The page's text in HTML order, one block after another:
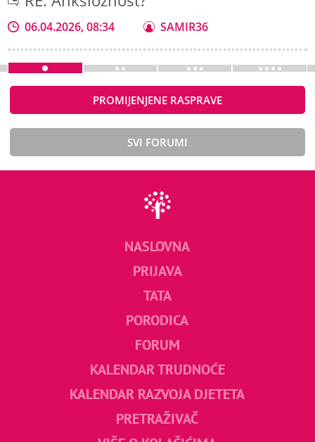
06.04.2026, 08:34 SAMIR36
PROMIJENJENE RASPRAVE
SVI FORUMI
NASLOVNA
PRIJAVA
TATA
PORODICA
FORUM
KALENDAR TRUDNOĆE
KALENDAR RAZVOJA DJETETA
PRETRAŽIVAČ